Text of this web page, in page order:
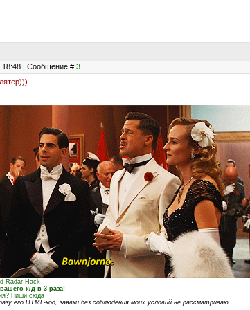
18:48 | Сообщение # 3
Radar Hack
к/д в 3 раза!
Пиши сюда
его HTML-код, заявки без соблюдения моих условий не рассматриваю.